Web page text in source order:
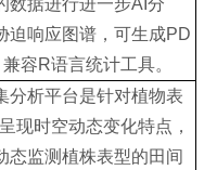
数据进行进一步AI分
迫响应图谱，可生成PD
容R语言统计工具‌。
分析平台是针对植物表
现时空动态变化特点，
态监测植株表型的田间